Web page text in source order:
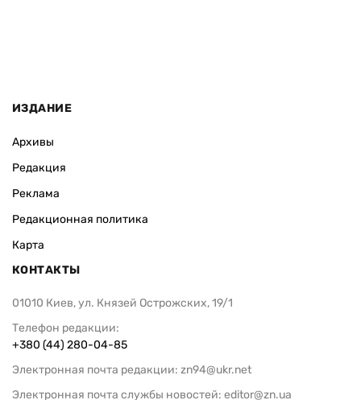
ИЗДАНИЕ
Архивы
Редакция
Реклама
Редакционная политика
Карта
КОНТАКТЫ
01010 Киев, ул. Князей Острожских, 19/1
Телефон редакции:
+380 (44) 280-04-85
Электронная почта редакции: zn94@ukr.net
Электронная почта службы новостей: editor@zn.ua